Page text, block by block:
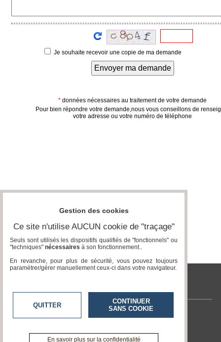
Accès
éditeur
Je souhaite recevoir une copie de ma demande
Envoyer ma demande
* données nécessaires au traitement de votre demande
Pour bien répondre votre demande,nous vous conseillons de
votre adresse ou votre numéro de téléphone
tvlocale.fr
Contactez-nous
A propos de tvlocale.fr
Gestion des cookies
Ce site n'utilise AUCUN cookie de "traçage"
Seuls sont utilisés les dispositifs qualifiés de "fonctionnels" ou
"techniques" nécessaires à son fonctionnement..
En revanche, pour plus de sécurité, vous pouvez toujours
paramétrer/gérer manuellement ceux-ci dans votre navigateur.
QUITTER
CONTINUER
SANS COOKIE
En savoir plus sur la confidentialité